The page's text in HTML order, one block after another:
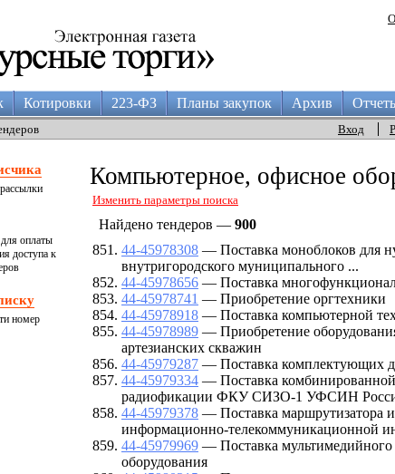
Котировки 223-ФЗ Планы закупок Архив
Вход
для оплаты
доступа к
номер
Компьютерное, офисное
Изменить параметры поиска
Найдено тендеров — 900
44-45978308 — Поставка моноблоков для
внутригородского муниципального ...
44-45978656 — Поставка
44-45978741 — Приобретение оргтехники
44-45978918 — Поставка компьютерной
44-45978989 — Приобретение
артезианских скважин
44-45979287 — Поставка комплектующих
44-45979334 — Поставка
радиофикации ФКУ СИЗО-1 УФСИН
44-45979378 — Поставка маршрутизатора
информационно-телекоммуникационной
44-45979969 — Поставка мультимедийного
оборудования